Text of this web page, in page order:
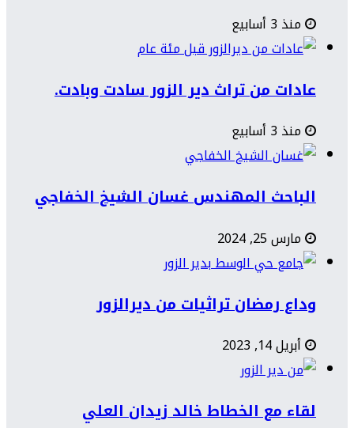
منذ 3 أسابيع
عادات من تراث دير الزور سادت وبادت.
منذ 3 أسابيع
الباحث المهندس غسان الشيخ الخفاجي
مارس 25, 2024
وداع رمضان تراثيات من ديرالزور
أبريل 14, 2023
لقاء مع الخطاط خالد زيدان العلي